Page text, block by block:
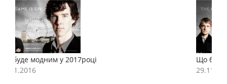
Що буде модним у 2017році
29.11.2016